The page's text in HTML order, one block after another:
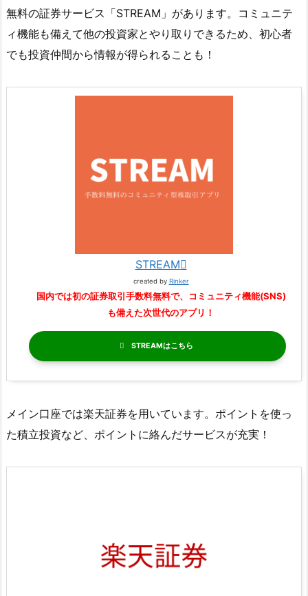
無料の証券サービス「STREAM」があります。コミュニテ
ィ機能も備えて他の投資家とやり取りできるため、初心者
でも投資仲間から情報が得られることも！
STREAM
created by Rinker
国内では初の証券取引手数料無料で、コミュニティ機能(SNS)
も備えた次世代のアプリ！
STREAM
メイン口座では楽天証券を用いています。ポイントを使っ
た積立投資など、ポイントに絡んだサービスが充実！